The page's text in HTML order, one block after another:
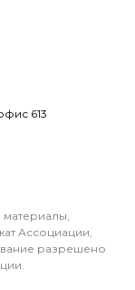
613
материалы,
Ассоциации,
разрешено